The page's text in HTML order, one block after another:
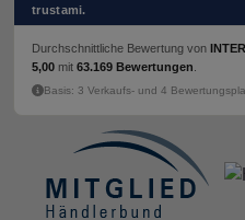
trustami.
Durchschnittliche Bewertung von
5,00 mit 63.169 Bewertungen
Basis: 3 Verkaufs- und 4